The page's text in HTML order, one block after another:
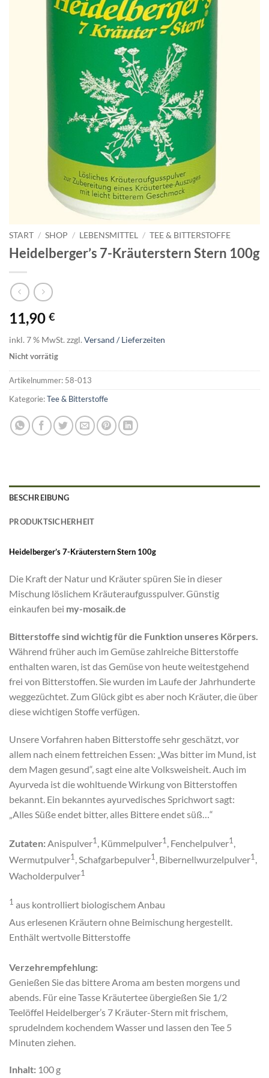
START / SHOP / LEBENSMITTEL / TEE & BITTERSTOFFE
Heidelberger’s 7-Kräuterstern Stern 100g
11,90 €
inkl. 7 % MwSt. zzgl. Versand / Lieferzeiten
Nicht vorrätig
Artikelnummer: 58-013
Kategorie:Tee & Bitterstoffe
BESCHREIBUNG
PRODUKTSICHERHEIT
Heidelberger’s 7-Kräuterstern Stern 100g
Die Kraft der Natur und Kräuter spüren Sie in dieser
Mischung löslichem Kräuteraufgusspulver. Günstig
einkaufen bei my-mosaik.de
Bitterstoffe sind wichtig für die Funktion unseres Körpers.
Während früher auch im Gemüse zahlreiche Bitterstoffe
enthalten waren, ist das Gemüse von heute weitestgehend
frei von Bitterstoffen. Sie wurden im Laufe der Jahrhunderte
weggezüchtet. Zum Glück gibt es aber noch Kräuter, die über
diese wichtigen Stoffe verfügen.
Unsere Vorfahren haben Bitterstoffe sehr geschätzt, vor
allem nach einem fettreichen Essen: „Was bitter im Mund, ist
dem Magen gesund“, sagt eine alte Volksweisheit. Auch im
Ayurveda ist die wohltuende Wirkung von Bitterstoffen
bekannt. Ein bekanntes ayurvedisches Sprichwort sagt:
„Alles Süße endet bitter, alles Bittere endet süß…“
Zutaten:Anispulver1 , Kümmelpulver1 , Fenchelpulver1 ,
Wermutpulver1 , Schafgarbepulver1 , Bibernellwurzelpulver1 ,
Wacholderpulver1
1 aus kontrolliert biologischem Anbau
Aus erlesenen Kräutern ohne Beimischung hergestellt.
Enthält wertvolle Bitterstoffe
Verzehrempfehlung:
Genießen Sie das bittere Aroma am besten morgens und
abends. Für eine Tasse Kräutertee übergießen Sie 1/2
Teelöffel Heidelberger’s 7 Kräuter-Stern mit frischem,
sprudelndem kochendem Wasser und lassen den Tee 5
Minuten ziehen.
Inhalt: 100 g